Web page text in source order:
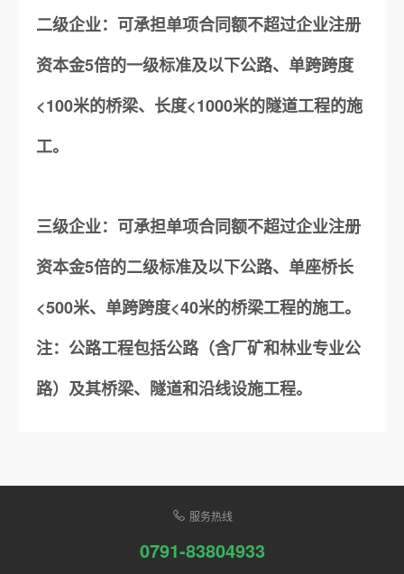
二级企业：可承担单项合同额不超过企业注册
资本金5倍的一级标准及以下公路、单跨跨度
<100米的桥梁、长度<1000米的隧道工程的施
工。
三级企业：可承担单项合同额不超过企业注册
资本金5倍的二级标准及以下公路、单座桥长
<500米、单跨跨度<40米的桥梁工程的施工。
注：公路工程包括公路（含厂矿和林业专业公
路）及其桥梁、隧道和沿线设施工程。
服务热线
0791-83804933